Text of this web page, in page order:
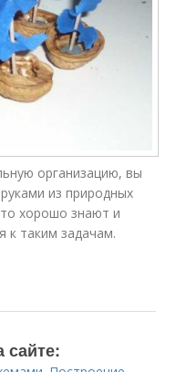
организацию, вы
из природных
хорошо знают и
к таким задачам.
сайте: